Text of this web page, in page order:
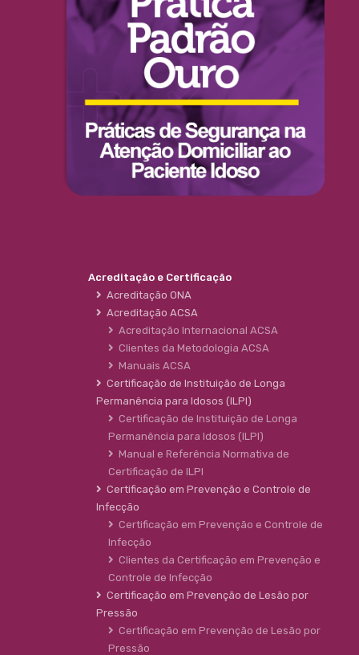
Acreditação e Certificação
Acreditação ONA
Acreditação ACSA
Acreditação Internacional ACSA
Clientes da Metodologia ACSA
Manuais ACSA
Certificação de Instituição de Longa
Permanência para Idosos (ILPI)
Certificação de Instituição de Longa
Permanência para Idosos (ILPI)
Manual e Referência Normativa de
Certificação de ILPI
Certificação em Prevenção e Controle de
Infecção
Certificação em Prevenção e Controle de
Infecção
Clientes da Certificação em Prevenção e
Controle de Infecção
Certificação em Prevenção de Lesão por
Pressão
Certificação em Prevenção de Lesão por
Pressão